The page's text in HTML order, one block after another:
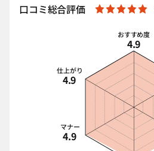
口コミ総合評価
おすすめ度
4.9
マナー
4.9
仕上がり
4.9